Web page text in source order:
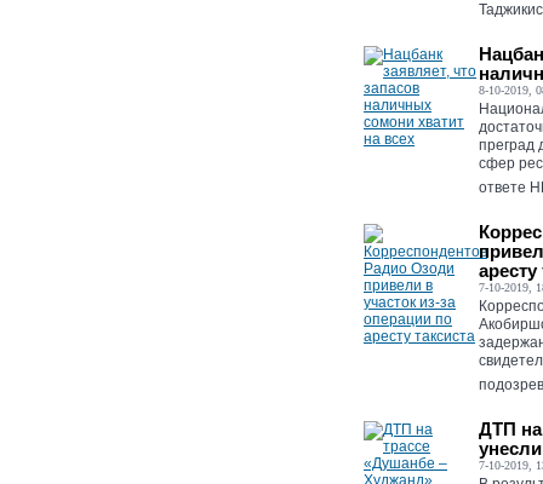
8-10-2019,
преград
сфер
ответе
аресту
7-10-2019,
ДТП на
7-10-2019,